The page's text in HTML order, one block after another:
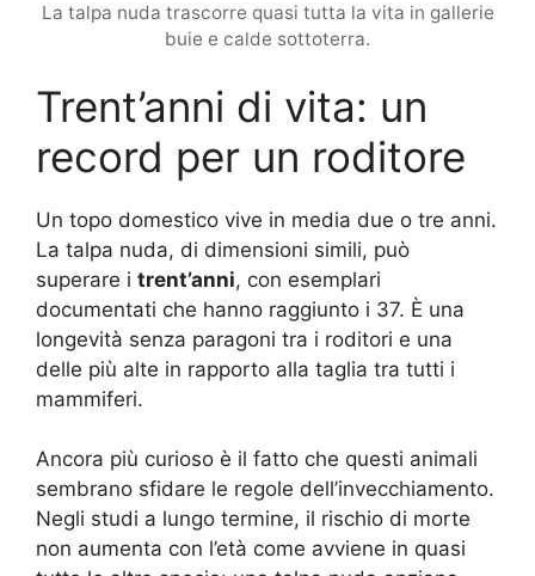
La talpa nuda trascorre quasi tutta la vita in gallerie
buie e calde sottoterra.
Trent’anni di vita: un
record per un roditore
Un topo domestico vive in media due o tre anni.
La talpa nuda, di dimensioni simili, può
superare i trent’anni, con esemplari
documentati che hanno raggiunto i 37. È una
longevità senza paragoni tra i roditori e una
delle più alte in rapporto alla taglia tra tutti i
mammiferi.
Ancora più curioso è il fatto che questi animali
sembrano sfidare le regole dell’invecchiamento.
Negli studi a lungo termine, il rischio di morte
non aumenta con l’età come avviene in quasi